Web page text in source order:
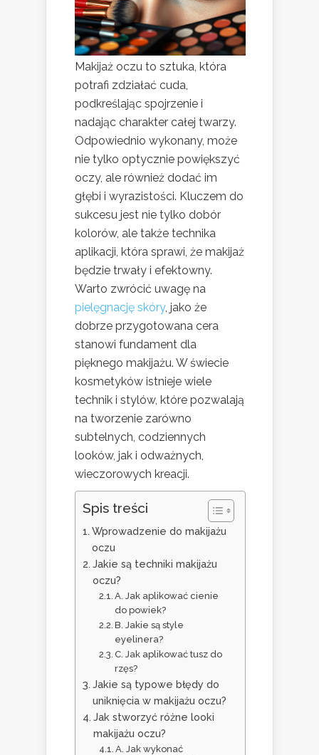
Makijaż oczu to sztuka, która
potrafi zdziałać cuda,
podkreślając spojrzenie i
nadając charakter całej twarzy.
Odpowiednio wykonany, może
nie tylko optycznie powiększyć
oczy, ale również dodać im
głębi i wyrazistości. Kluczem do
sukcesu jest nie tylko dobór
kolorów, ale także technika
aplikacji, która sprawi, że makijaż
będzie trwały i efektowny.
Warto zwrócić uwagę na
pielęgnację skóry, jako że
dobrze przygotowana cera
stanowi fundament dla
pięknego makijażu. W świecie
kosmetyków istnieje wiele
technik i stylów, które pozwalają
na tworzenie zarówno
subtelnych, codziennych
looków, jak i odważnych,
wieczorowych kreacji.
Spis treści
Wprowadzenie do makijażu
oczu
Jakie są techniki makijażu
oczu?
A. Jak aplikować cienie
do powiek?
B. Jakie są style
eyelinera?
C. Jak aplikować tusz do
rzęs?
Jakie są typowe błędy do
uniknięcia w makijażu oczu?
Jak stworzyć różne looki
makijażu oczu?
A. Jak wykonać